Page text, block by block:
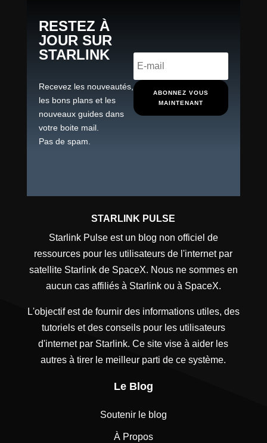
RESTEZ À
JOUR SUR
STARLINK
Recevez les nouveautés,
les bons plans et les
nouveaux guides dans
votre boite mail.
Pas de spam.
ABONNEZ VOUS
MAINTENANT
STARLINK PULSE
Starlink Pulse est un blog non officiel de
ressources pour les utilisateurs de l'internet par
satellite Starlink de SpaceX. Nous ne sommes en
aucun cas affiliés à Starlink ou à SpaceX.
L'objectif est de fournir des informations utiles, des
tutoriels et des conseils pour les utilisateurs
d'internet par Starlink. Ce site vise à aider les
autres à tirer le meilleur parti de ce système.
Le Blog
Soutenir le blog
À Propos